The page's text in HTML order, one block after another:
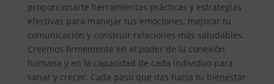
proporcionarte herramientas prácticas y estrategias
efectivas para manejar tus emociones, mejorar tu
comunicación y construir relaciones más saludables.
Creemos firmemente en el poder de la conexión
humana y en la capacidad de cada individuo para
sanar y crecer. Cada paso que das hacia tu bienestar